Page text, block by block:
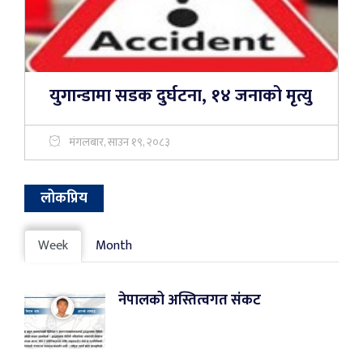
युगान्डामा सडक दुर्घटना, १४ जनाको मृत्यु
मंगलबार, साउन १९, २०८३
लोकप्रिय
Week Month
नेपालको अस्तित्वगत संकट